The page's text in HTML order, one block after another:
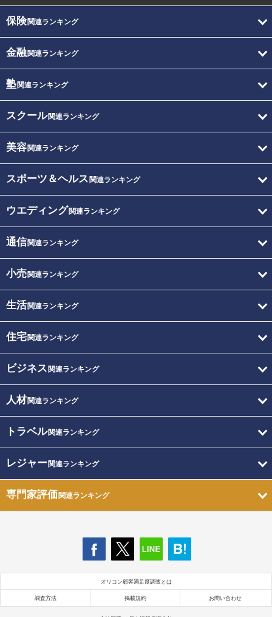
保険関連ランキング
金融関連ランキング
塾関連ランキング
スクール関連ランキング
美容関連ランキング
スポーツ＆ヘルス 関連ランキング
ウエディング関連ランキング
通信関連ランキング
小売関連ランキング
生活関連ランキング
住宅関連ランキング
ビジネス 関連ランキング
人材関連ランキング
トラベル関連ランキング
レジャー関連ランキング
専門家評価関連ランキング
オリコン顧客満足度調査とは
調査方法 掲載規約 お問い合わせ